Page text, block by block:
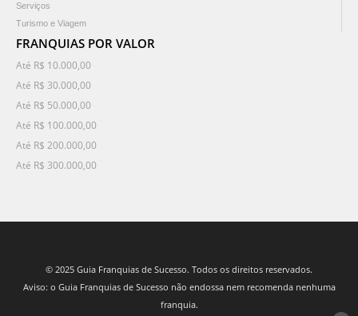
Serviços
Turismo e Viagem
FRANQUIAS POR VALOR
Até R$ 10.000,00
Até R$ 30.000,00
Até R$ 50.000,00
Até R$ 100.000,00
Até R$ 200.000,00
Até R$ 300.000,00
© 2025 Guia Franquias de Sucesso. Todos os direitos reservados.
Aviso: o Guia Franquias de Sucesso não endossa nem recomenda nenhuma
franquia.